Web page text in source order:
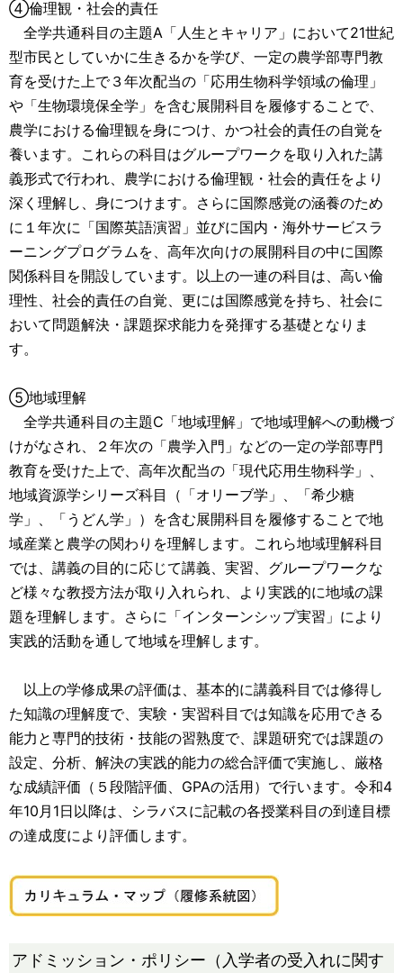
④倫理観・社会的責任
全学共通科目の主題A「人生とキャリア」において21世紀
型市民としていかに生きるかを学び、一定の農学部専門教
育を受けた上で３年次配当の「応用生物科学領域の倫理」
や「生物環境保全学」を含む展開科目を履修することで、
農学における倫理観を身につけ、かつ社会的責任の自覚を
養います。これらの科目はグループワークを取り入れた講
義形式で行われ、農学における倫理観・社会的責任をより
深く理解し、身につけます。さらに国際感覚の涵養のため
に１年次に「国際英語演習」並びに国内・海外サービスラ
ーニングプログラムを、高年次向けの展開科目の中に国際
関係科目を開設しています。以上の一連の科目は、高い倫
理性、社会的責任の自覚、更には国際感覚を持ち、社会に
おいて問題解決・課題探求能力を発揮する基礎となりま
す。
⑤地域理解
全学共通科目の主題C「地域理解」で地域理解への動機づ
けがなされ、２年次の「農学入門」などの一定の学部専門
教育を受けた上で、高年次配当の「現代応用生物科学」、
地域資源学シリーズ科目（「オリーブ学」、「希少糖
学」、「うどん学」）を含む展開科目を履修することで地
域産業と農学の関わりを理解します。これら地域理解科目
では、講義の目的に応じて講義、実習、グループワークな
ど様々な教授方法が取り入れられ、より実践的に地域の課
題を理解します。さらに「インターンシップ実習」により
実践的活動を通して地域を理解します。
以上の学修成果の評価は、基本的に講義科目では修得し
た知識の理解度で、実験・実習科目では知識を応用できる
能力と専門的技術・技能の習熟度で、課題研究では課題の
設定、分析、解決の実践的能力の総合評価で実施し、厳格
な成績評価（５段階評価、GPAの活用）で行います。令和4
年10月1日以降は、シラバスに記載の各授業科目の到達目標
の達成度により評価します。
アドミッション・ポリシー（入学者の受入れに関す